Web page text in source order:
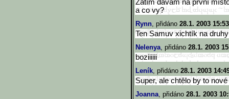
Zatím dávám na první
a co vy?
Rynn, přidáno 28.1. 2003
Ten Samuv xichtík na
Nelenya, přidáno 28.1. 2003
boziiiiii
Leník, přidáno 28.1. 2003
Super, ale chtělo by to
Joanna, přidáno 28.1. 2003